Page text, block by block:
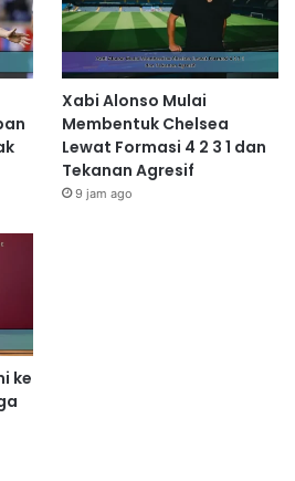
Xabi Alonso Mulai
Membentuk Chelsea
Lewat Formasi 4 2 3 1 dan
Tekanan Agresif
9 jam ago
ke